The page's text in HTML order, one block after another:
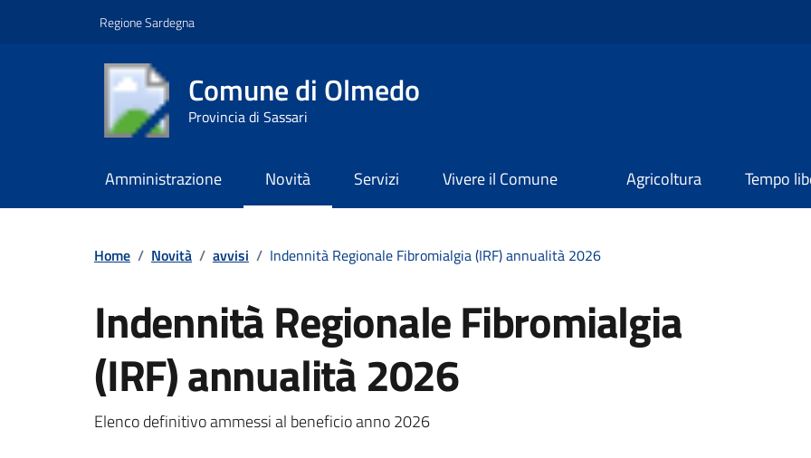
Regione Sardegna
Comune di Olmedo
Provincia di Sassari
Amministrazione Novità Servizi Vivere il Comune Agricoltura Tempo
Home / Novità / avvisi / Indennità Regionale Fibromialgia (IRF) annualità 2026
Indennità Regionale Fibromialgia
(IRF) annualità 2026
Dettagli della notizia
Elenco definitivo ammessi al beneficio anno 2026